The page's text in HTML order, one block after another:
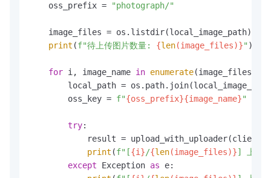
    oss_prefix =
"photograph/"
    image_files = os.listdir(local_image_path)
print (f"待上传图片数量: {len(image_files)}" )
for i, image_name in enumerate(image_files,
local_path =
        oss_key =
f"{oss_prefix}{image_name}"
try:
result =
print (f"[{i}/{len(image_files)}] 上传
except Exception as e: